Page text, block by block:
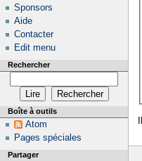
Sponsors
Aide
Contacter
Edit menu
Rechercher
Boîte à outils
Atom
Pages spéciales
Partager